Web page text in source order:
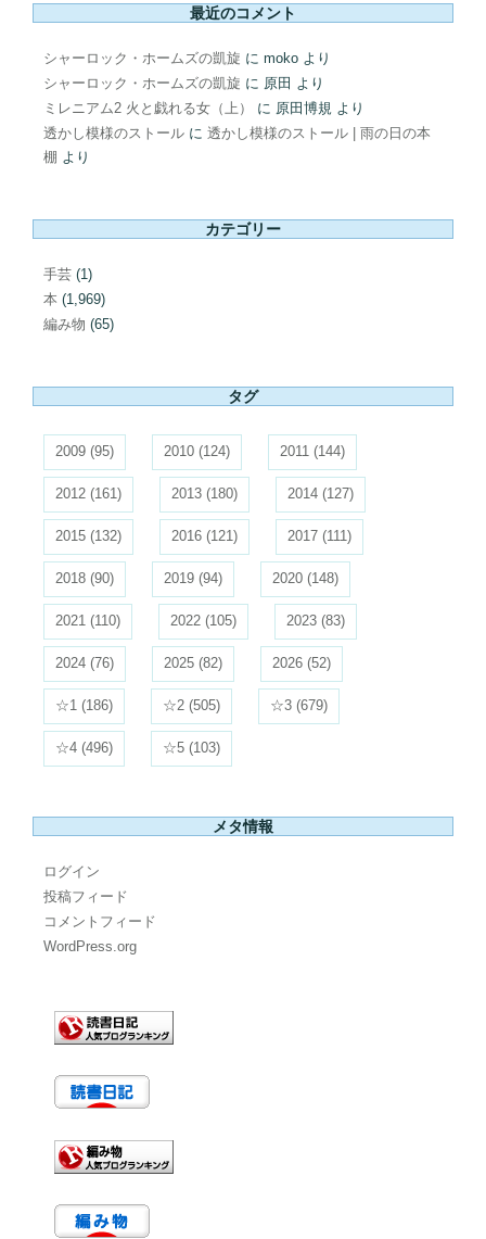
最近のコメント
シャーロック・ホームズの凱旋 に moko より
シャーロック・ホームズの凱旋 に 原田 より
ミレニアム2 火と戯れる女（上）
に 原田博規 より
透かし模様のストール に 透かし模様のストール | 雨の日の本
棚 より
カテゴリー
手芸 (1)
本 (1,969)
編み物 (65)
タグ
2009 (95) 2010 (124) 2011 (144)
2012 (161) 2013 (180) 2014 (127)
2015 (132) 2016 (121) 2017 (111)
2018 (90) 2019 (94) 2020 (148)
2021 (110) 2022 (105) 2023 (83)
2024 (76) 2025 (82) 2026 (52)
☆1 (186) ☆2 (505) ☆3 (679)
☆4 (496) ☆5 (103)
メタ情報
ログイン
投稿フィード
コメントフィード
WordPress.org